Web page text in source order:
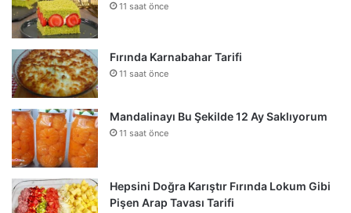
11 saat önce
Fırında Karnabahar Tarifi
11 saat önce
Mandalinayı Bu Şekilde 12 Ay Saklıyorum
11 saat önce
Hepsini Doğra Karıştır Fırında Lokum Gibi
Pişen Arap Tavası Tarifi